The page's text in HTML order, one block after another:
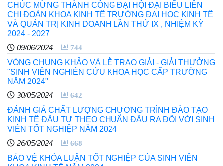
CHÚC MỪNG THÀNH CÔNG ĐẠI HỘI ĐẠI BIỂU LIÊN
CHI ĐOÀN KHOA KINH TẾ TRƯỜNG ĐẠI HỌC KINH TẾ
VÀ QUẢN TRỊ KINH DOANH LẦN THỨ IX , NHIỆM KỲ
2024 - 2027
09/06/2024
744
VÒNG CHUNG KHẢO VÀ LỄ TRAO GIẢI - GIẢI THƯỞNG
"SINH VIÊN NGHIÊN CỨU KHOA HỌC CẤP TRƯỜNG
NĂM 2024"
30/05/2024
642
ĐÁNH GIÁ CHẤT LƯỢNG CHƯƠNG TRÌNH ĐÀO TẠO
KINH TẾ ĐẦU TƯ THEO CHUẨN ĐẦU RA ĐỐI VỚI SINH
VIÊN TỐT NGHIỆP NĂM 2024
26/05/2024
668
BẢO VỆ KHÓA LUẬN TỐT NGHIỆP CỦA SINH VIÊN